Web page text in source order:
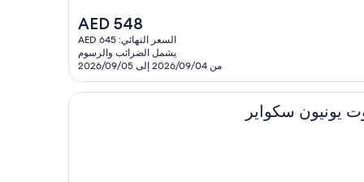
السعر
الحالي
هو
AED
548
AED 548
السعر النهائي: AED 645
يشمل الضرائب والرسوم
من 2026/09/04 إلى 2026/09/05